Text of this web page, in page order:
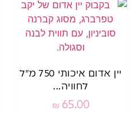
יין אדום איכותי 750 מ”ל
לחוויה...
65.00
₪